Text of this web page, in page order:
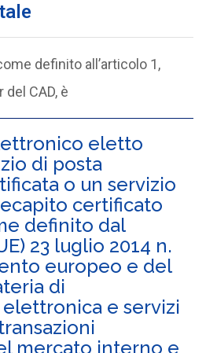
definito all’articolo 1,
CAD, è
eletto
di posta
o un servizio
certificato
definito dal
23 luglio 2014 n.
europeo e del
di
e servizi
mercato interno e